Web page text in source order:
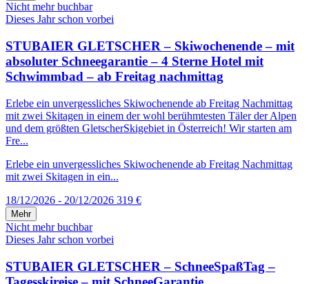
Nicht mehr buchbar
Dieses Jahr schon vorbei
STUBAIER GLETSCHER – Skiwochenende – mit
absoluter Schneegarantie – 4 Sterne Hotel mit
Schwimmbad – ab Freitag nachmittag
Erlebe ein unvergessliches Skiwochenende ab Freitag Nachmittag
mit zwei Skitagen in einem der wohl berühmtesten Täler der Alpen
und dem größten GletscherSkigebiet in Österreich! Wir starten am
Fre...
Erlebe ein unvergessliches Skiwochenende ab Freitag Nachmittag
mit zwei Skitagen in ein...
18/12/2026 - 20/12/2026 319 €
Mehr
Nicht mehr buchbar
Dieses Jahr schon vorbei
STUBAIER GLETSCHER – SchneeSpaßTag –